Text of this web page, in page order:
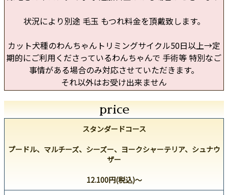
状況により別途 毛玉 もつれ料金を頂戴致します。
カット犬種のわんちゃんトリミングサイクル50日以上→定
期的にご利用くださっているわんちゃんで 手術等 特別なご
事情がある場合のみ対応させていただきます。
それ以外はお受け出来ません
price
スタンダードコース
プードル、マルチーズ、シーズー、ヨークシャーテリア、シュナウ
ザー
12.100円(税込)～